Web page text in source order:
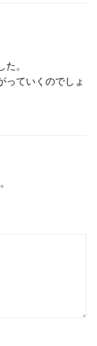
。
っていくのでしょ